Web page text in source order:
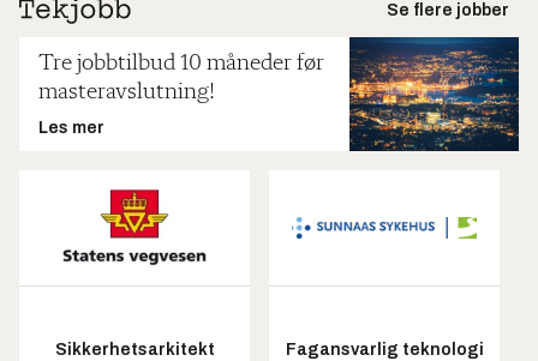
Se flere jobber
Tre jobbtilbud 10 måneder før
masteravslutning!
Les mer
Sikkerhetsarkitekt
Fagansvarlig teknologi